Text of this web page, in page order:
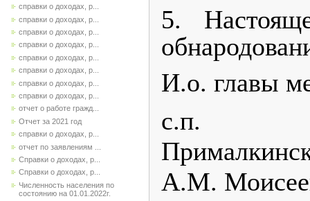
справки о доходах, р...
справки о доходах, р...
справки о доходах, р...
справки о доходах, р...
справки о доходах, р...
справки о доходах, р...
справки о доходах, р...
справки о доходах, р...
отчет о работе гражд...
Отчет за 2021 год
справки о доходах, р...
отчет по заявлениям ...
Справки о доходах, р...
Справки о доходах, р...
Численность населения по
состоянию на 01.01.2022г.
5.
И.о. главы
с.п.
А.М.